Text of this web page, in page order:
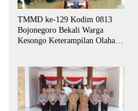
TMMD ke-129 Kodim 0813
Bojonegoro Bekali Warga
Kesongo Keterampilan Olahan